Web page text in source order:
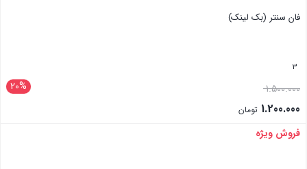
فان سنتر (بک لینک)
3
20% 1.500.000
1.200.000 تومان
بستن
فروش ویژه